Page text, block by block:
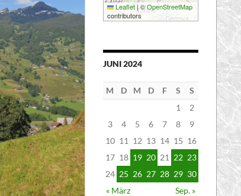
Leaflet |©OpenStreetMap
contributors
JUNI 2024
M D M D F S
S
1
2
3
4 5 6 7 8
9
10 11 12 13 14 15 16
17 18 19 20 21 22 23
24 25 26 27 28 29 30
« März
Sep. »